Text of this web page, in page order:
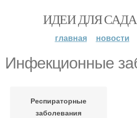
ИДЕИ ДЛЯ
главная новости
Инфекционные
Респираторные
заболевания